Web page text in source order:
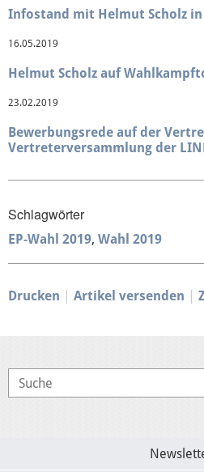
Infostand mit Helmut Scholz
16.05.2019
Helmut Scholz auf
23.02.2019
Bewerbungsrede auf der
Vertreterversammlung der
Schlagwörter
EP-Wahl 2019 Wahl 2019
Drucken Artikel versenden